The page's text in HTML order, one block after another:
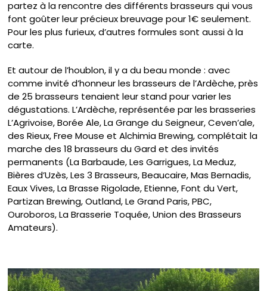
partez à la rencontre des différents brasseurs qui vous
font goûter leur précieux breuvage pour 1€ seulement.
Pour les plus furieux, d’autres formules sont aussi à la
carte.
Et autour de l’houblon, il y a du beau monde : avec
comme invité d’honneur les brasseurs de l’Ardèche, près
de 25 brasseurs tenaient leur stand pour varier les
dégustations. L’Ardèche, représentée par les brasseries
L’Agrivoise, Borée Ale, La Grange du Seigneur, Ceven’ale,
des Rieux, Free Mouse et Alchimia Brewing, complétait la
marche des 18 brasseurs du Gard et des invités
permanents (La Barbaude, Les Garrigues, La Meduz,
Bières d’Uzès, Les 3 Brasseurs, Beaucaire, Mas Bernadis,
Eaux Vives, La Brasse Rigolade, Etienne, Font du Vert,
Partizan Brewing, Outland, Le Grand Paris, PBC,
Ouroboros, La Brasserie Toquée, Union des Brasseurs
Amateurs).